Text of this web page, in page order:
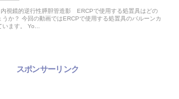
視鏡的逆行性膵胆管造影 ERCPで使用する処置具はどの
うか？ 今回の動画ではERCPで使用する処置具のバルーンカ
ます。 Yo...
スポンサーリンク